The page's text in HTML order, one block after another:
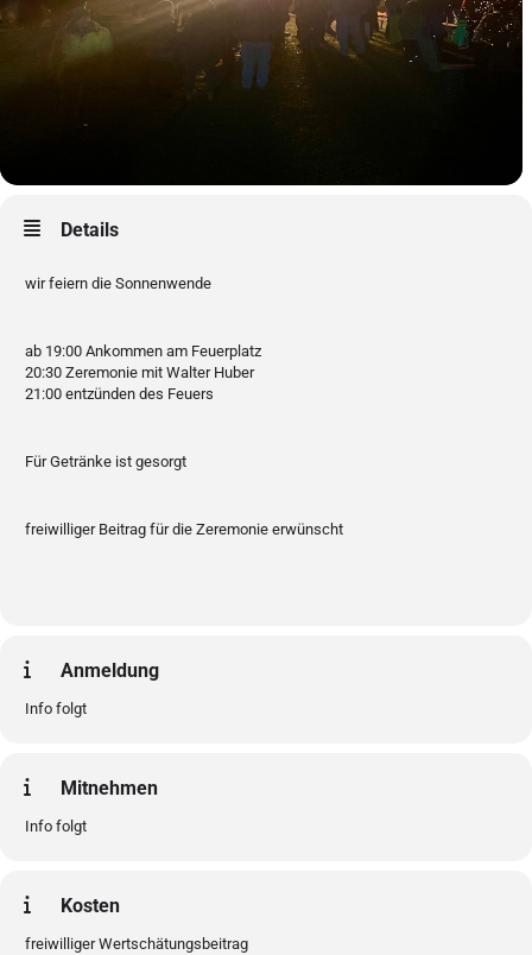
Details
wir feiern die Sonnenwende
ab 19:00 Ankommen am Feuerplatz
20:30 Zeremonie mit Walter Huber
21:00 entzünden des Feuers
Für Getränke ist gesorgt
freiwilliger Beitrag für die Zeremonie erwünscht
Anmeldung
Info folgt
Mitnehmen
Info folgt
Kosten
freiwilliger Wertschätungsbeitrag